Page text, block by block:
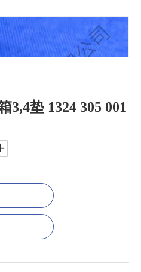
3,4垫 1324 305 001